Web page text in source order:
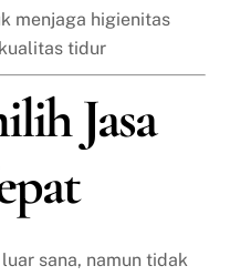
menjaga higienitas
tidur
Jasa
sana, namun tidak